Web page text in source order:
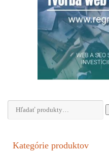
Hľadať:
Kategórie produktov